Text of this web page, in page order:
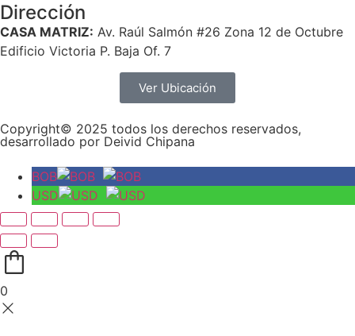
Dirección
CASA MATRIZ: Av. Raúl Salmón #26 Zona 12 de Octubre
Edificio Victoria P. Baja Of. 7
Ver Ubicación
Copyright© 2025 todos los derechos reservados,
desarrollado por Deivid Chipana
BOB
USD
0